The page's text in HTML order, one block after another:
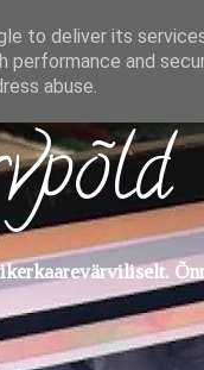
to deliver its
performance and
abuse.